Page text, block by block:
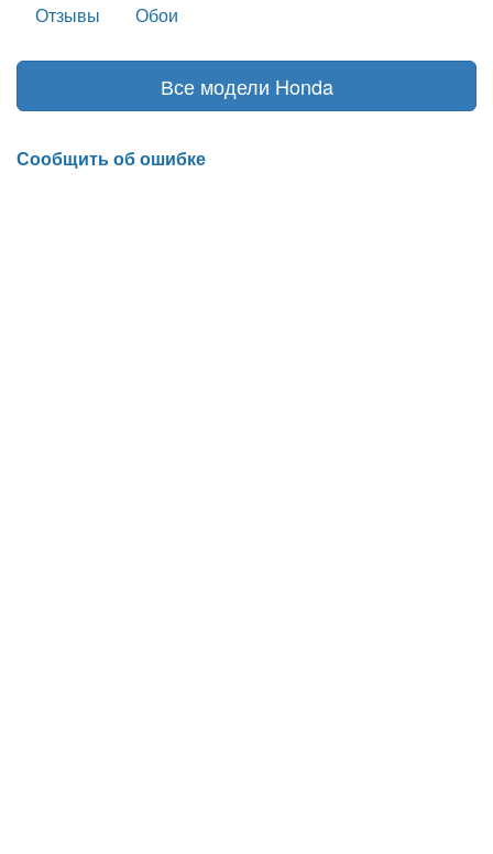
Отзывы
Обои
Все модели Honda
Сообщить об ошибке